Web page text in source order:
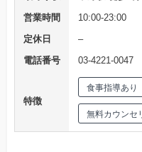
営業時間
10:00-23:00
定休日
–
電話番号
03-4221-0047
特徴
食事指導あり
無料カウンセ